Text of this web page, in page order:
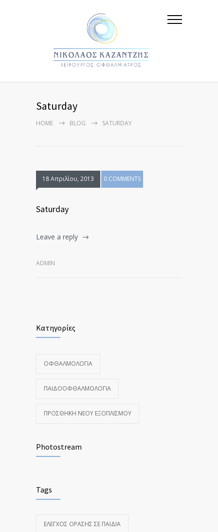
Saturday
HOME BLOG SATURDAY
18 Απριλίου, 2013 0 COMMENTS
Saturday
Leave a reply
ADMIN
Κατηγορίες
ΟΦΘΑΛΜΟΛΟΓΊΑ
ΠΑΙΔΟΟΦΘΑΛΜΟΛΟΓΊΑ
ΠΡΟΣΘΉΚΗ ΝΈΟΥ ΕΞΟΠΛΙΣΜΟΎ
Photostream
Tags
ΈΛΕΓΧΟΣ ΌΡΑΣΗΣ ΣΕ ΠΑΙΔΙΆ